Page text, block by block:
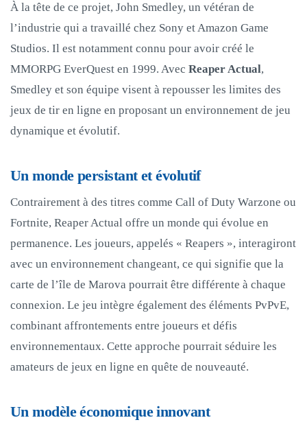
À la tête de ce projet, John Smedley, un vétéran de
l’industrie qui a travaillé chez Sony et Amazon Game
Studios. Il est notamment connu pour avoir créé le
MMORPG EverQuest en 1999. Avec Reaper Actual,
Smedley et son équipe visent à repousser les limites des
jeux de tir en ligne en proposant un environnement de jeu
dynamique et évolutif.
Un monde persistant et évolutif
Contrairement à des titres comme Call of Duty Warzone ou
Fortnite, Reaper Actual offre un monde qui évolue en
permanence. Les joueurs, appelés « Reapers », interagiront
avec un environnement changeant, ce qui signifie que la
carte de l’île de Marova pourrait être différente à chaque
connexion. Le jeu intègre également des éléments PvPvE,
combinant affrontements entre joueurs et défis
environnementaux. Cette approche pourrait séduire les
amateurs de jeux en ligne en quête de nouveauté.
Un modèle économique innovant